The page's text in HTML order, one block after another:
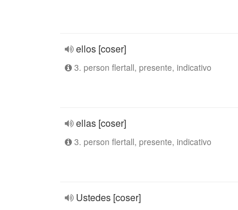
ellos [coser]
3. person flertall, presente, indicativo
ellas [coser]
3. person flertall, presente, indicativo
Ustedes [coser]